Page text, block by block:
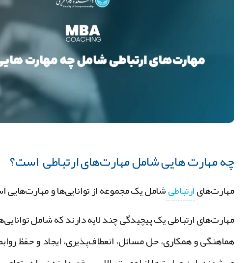
چه مهارت هایی شامل مهارت‌های ارتباطی است؟
مهارت‌هایارتباطیشامل یک مجموعه از توانایی‌ها و مهارت‌هایی
مهارت‌های ارتباطی یک پیچیدگی چند لایه دارند که شامل
هماهنگی و همکاری، حل مسائل، انعطاف‌پذیری، ایجاد و حفظ